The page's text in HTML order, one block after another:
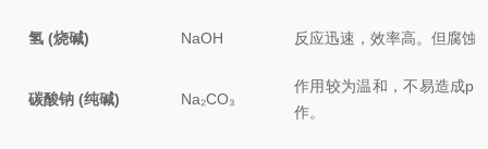
氢 (烧碱) NaOH 反应迅速，效率高。但腐蚀
碳酸钠 (纯碱) Na₂CO₃
作用较为温和，不易造成
作。